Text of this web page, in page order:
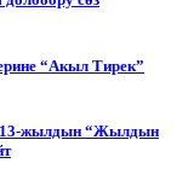
“Акыл Тирек”
жылдын “Жылдын